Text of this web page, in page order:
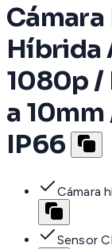
Cámara
Híbrida
1080p /
a
IP66
Cámara
Sensor